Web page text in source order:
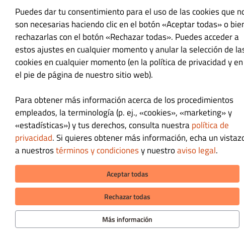
Tribunal de registro y número de registro
VAT: B09930298
Plataforma de la Comisión Europea para la resolución de conflictos online:
https://ec.europa.eu/consumers/odr/main/index.cfm
INFORMACIÓN
Política de privacidad
MÉTODOS DE PAGO PARA
Puedes dar tu consentimiento para el uso de las cookies que
son necesarias haciendo clic en el botón «Aceptar todas» o
rechazarlas con el botón «Rechazar todas». Puedes acceder a
estos ajustes en cualquier momento y anular la selección de
cookies en cualquier momento (en la política de privacidad y en
el pie de página de nuestro sitio web).
Para obtener más información acerca de los procedimientos
empleados, la terminología (p. ej., «cookies», «marketing» y
«estadísticas») y tus derechos, consulta nuestrapolítica de
privacidad. Si quieres obtener más información, echa un
a nuestrostérminos y condicionesy nuestroaviso legal.
Aceptar todas
Rechazar todas
Más información